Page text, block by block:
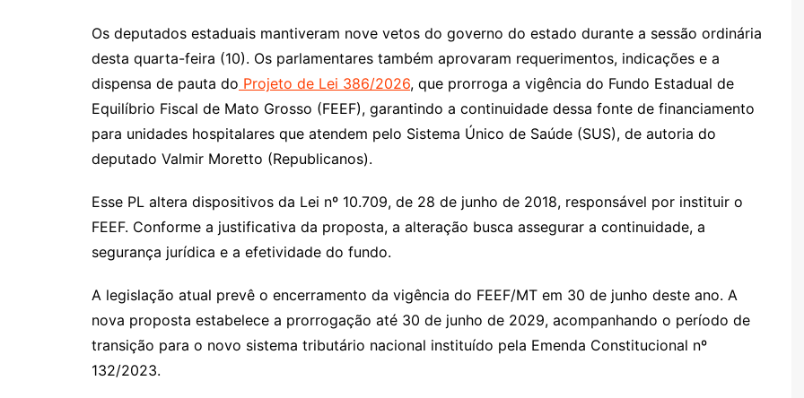
Os deputados estaduais mantiveram nove vetos do governo do estado durante a sessão ordinária
desta quarta-feira (10). Os parlamentares também aprovaram requerimentos, indicações e a
dispensa de pauta do Projeto de Lei 386/2026, que prorroga a vigência do Fundo Estadual de
Equilíbrio Fiscal de Mato Grosso (FEEF), garantindo a continuidade dessa fonte de financiamento
para unidades hospitalares que atendem pelo Sistema Único de Saúde (SUS), de autoria do
deputado Valmir Moretto (Republicanos).
Esse PL altera dispositivos da Lei nº 10.709, de 28 de junho de 2018, responsável por instituir o
FEEF. Conforme a justificativa da proposta, a alteração busca assegurar a continuidade, a
segurança jurídica e a efetividade do fundo.
A legislação atual prevê o encerramento da vigência do FEEF/MT em 30 de junho deste ano. A
nova proposta estabelece a prorrogação até 30 de junho de 2029, acompanhando o período de
transição para o novo sistema tributário nacional instituído pela Emenda Constitucional nº
132/2023.